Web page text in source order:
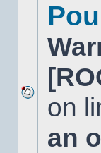
Aucun
nouveau
message
non-
on
an